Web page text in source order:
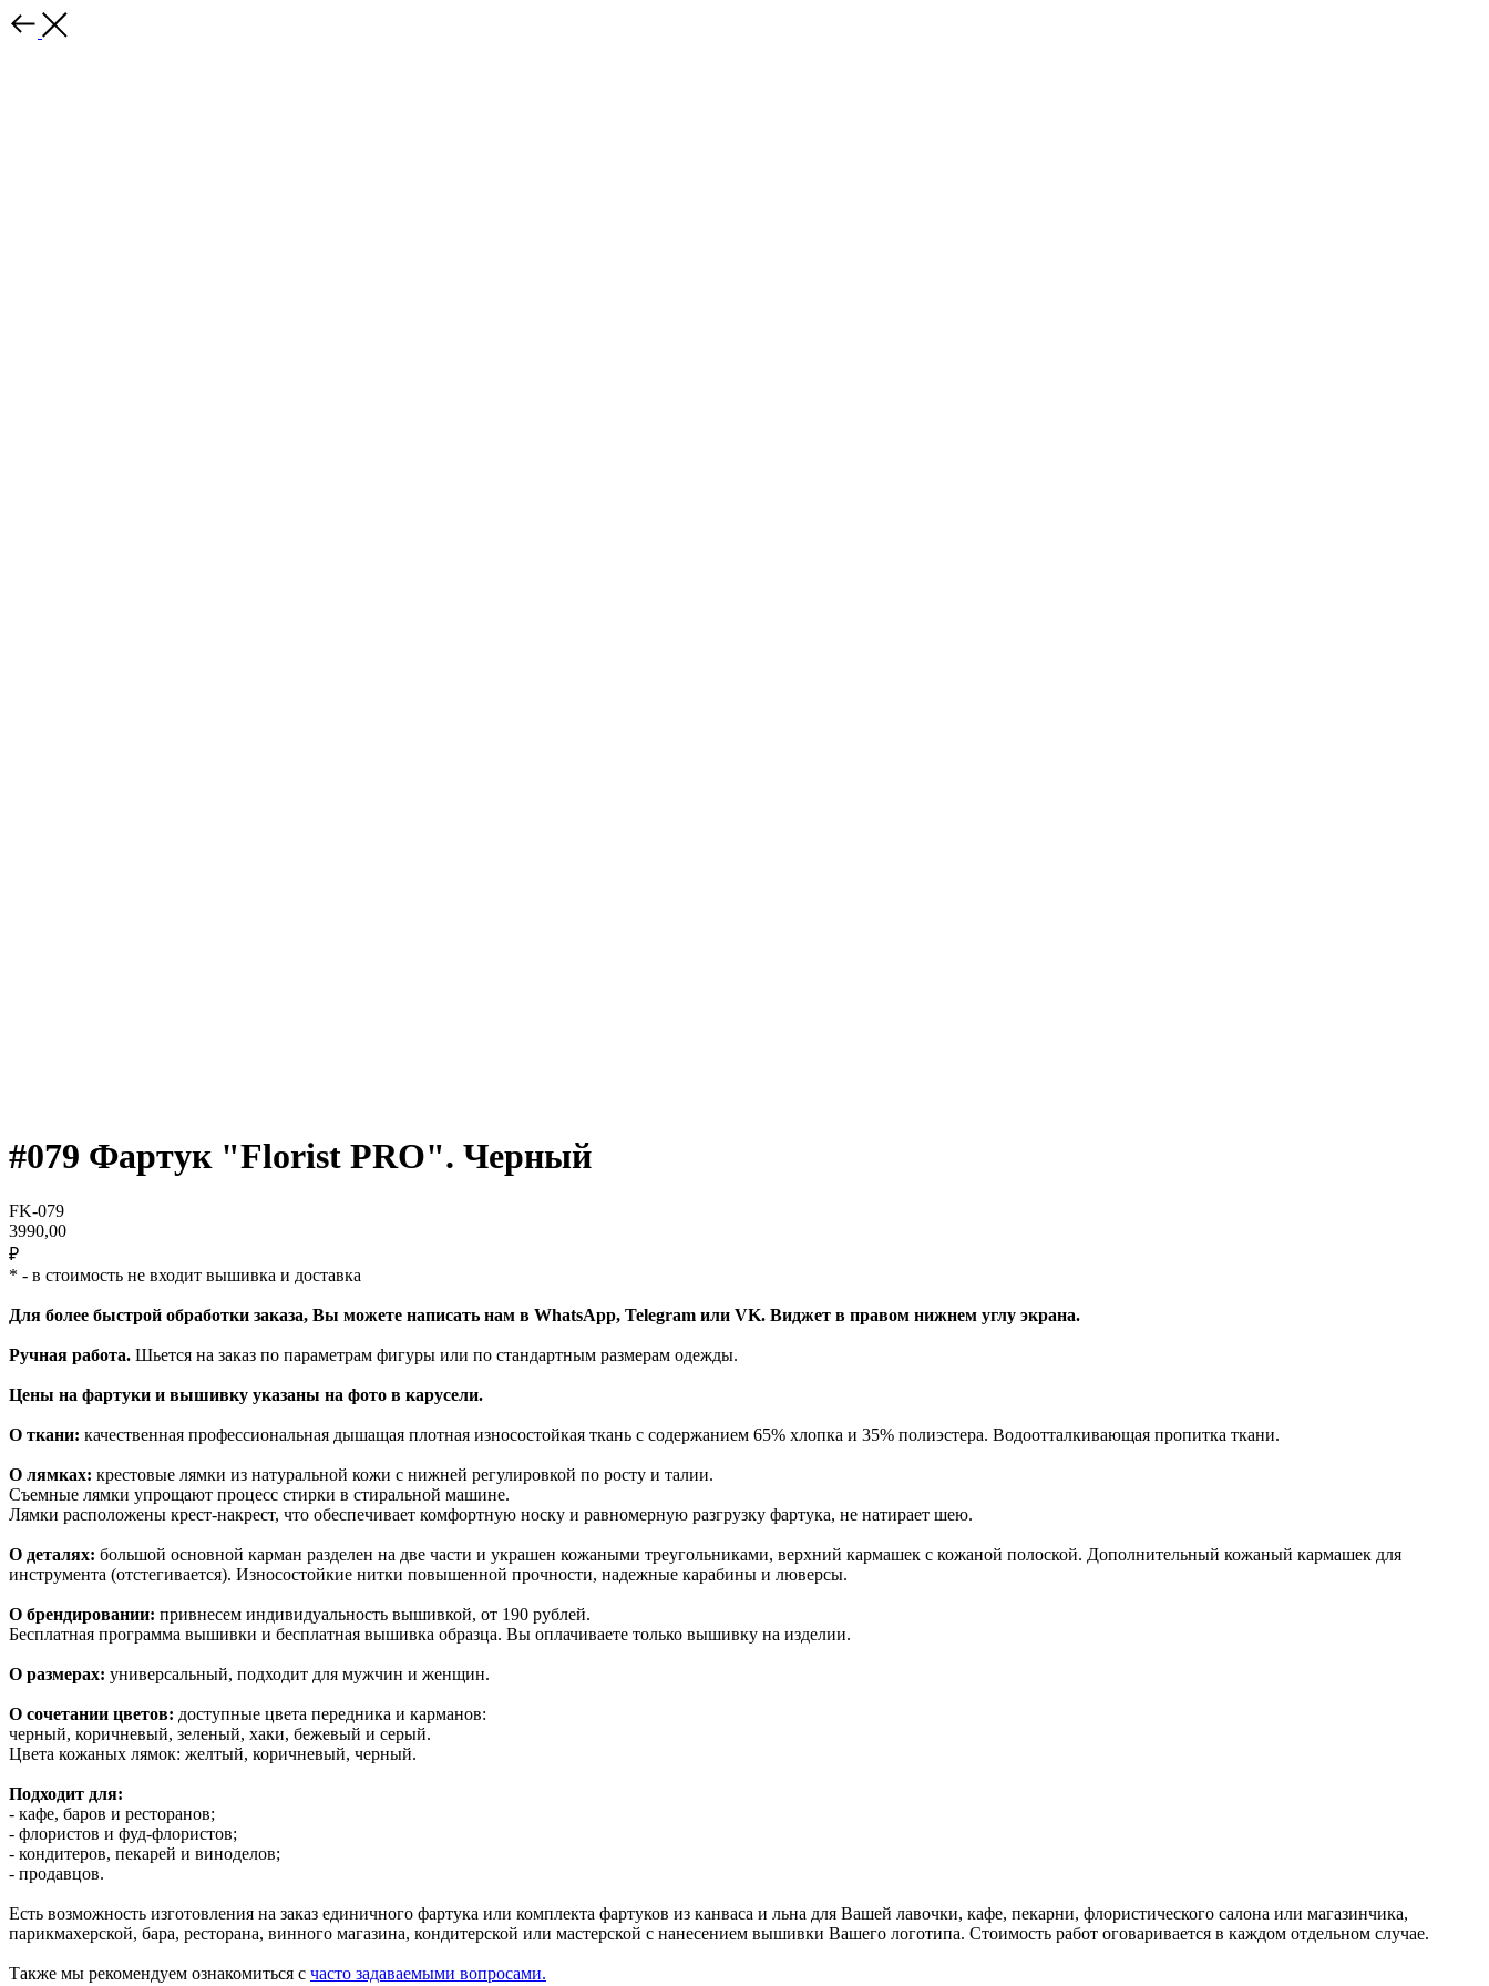
#079 Фартук "Florist PRO". Черный
FK-079
3990,00
₽
* - в стоимость не входит вышивка и доставка
Для более быстрой обработки заказа, Вы можете написать нам в WhatsApp, Telegram или VK. Виджет в правом нижнем углу экрана.
Ручная работа. Шьется на заказ по параметрам фигуры или по стандартным размерам одежды.
Цены на фартуки и вышивку указаны на фото в карусели.
О ткани: качественная профессиональная дышащая плотная износостойкая ткань с содержанием 65% хлопка и 35% полиэстера. Водоотталкивающая пропитка ткани.
О лямках: крестовые лямки из натуральной кожи с нижней регулировкой по росту и талии.
Съемные лямки упрощают процесс стирки в стиральной машине.
Лямки расположены крест-накрест, что обеспечивает комфортную носку и равномерную разгрузку фартука, не натирает шею.
О деталях: большой основной карман разделен на две части и украшен кожаными треугольниками, верхний кармашек с кожаной полоской. Дополнительный кожаный кармашек для
инструмента (отстегивается). Износостойкие нитки повышенной прочности, надежные карабины и люверсы.
О брендировании: привнесем индивидуальность вышивкой, от 190 рублей.
Бесплатная программа вышивки и бесплатная вышивка образца. Вы оплачиваете только вышивку на изделии.
О размерах: универсальный, подходит для мужчин и женщин.
О сочетании цветов: доступные цвета передника и карманов:
черный, коричневый, зеленый, хаки, бежевый и серый.
Цвета кожаных лямок: желтый, коричневый, черный.
Подходит для:
- кафе, баров и ресторанов;
- флористов и фуд-флористов;
- кондитеров, пекарей и виноделов;
- продавцов.
Есть возможность изготовления на заказ единичного фартука или комплекта фартуков из канваса и льна для Вашей лавочки, кафе, пекарни, флористического салона или магазинчика,
парикмахерской, бара, ресторана, винного магазина, кондитерской или мастерской с нанесением вышивки Вашего логотипа. Стоимость работ оговаривается в каждом отдельном случае.
Также мы рекомендуем ознакомиться с часто задаваемыми вопросами.